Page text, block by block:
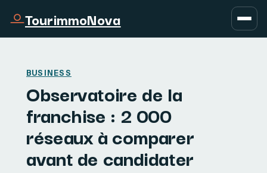
TourimmoNova
BUSINESS
Observatoire de la
franchise : 2 000
réseaux à comparer
avant de candidater